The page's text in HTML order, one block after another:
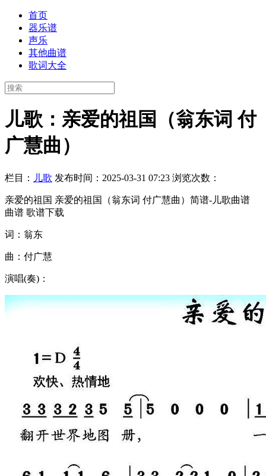
首页
器乐谱
声乐
其他曲谱
歌词大全
儿歌：亲爱的祖国（翁东词 付
广慧曲）
栏目： 儿歌 发布时间：2025-03-31 07:23 浏览次数：
亲爱的祖国 亲爱的祖国（翁东词 付广慧曲）简谱-儿歌曲谱
曲谱 歌谱下载
词：翁东
曲：付广慧
演唱(奏)：